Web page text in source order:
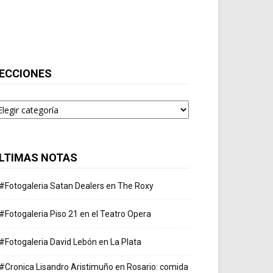
NOTAS
#Fotogaleria Satan Dealers en The Roxy
#Fotogaleria Piso 21 en el Teatro Opera
#Fotogaleria David Lebón en La Plata
#Cronica Lisandro Aristimuño en Rosario: comida